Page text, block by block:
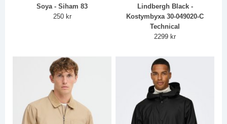
Soya - Siham 83
250 kr
Lindbergh Black -
Kostymbyxa 30-049020-C
Technical
2299 kr